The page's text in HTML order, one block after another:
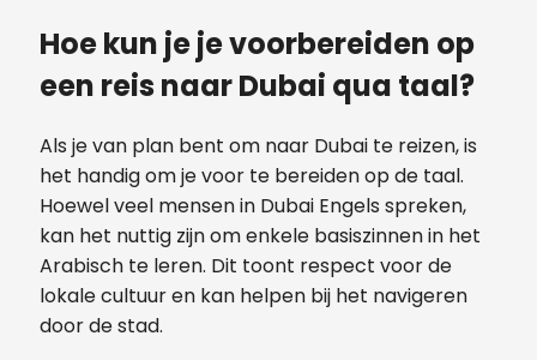
Hoe kun je je voorbereiden op
een reis naar Dubai qua taal?
Als je van plan bent om naar Dubai te reizen, is
het handig om je voor te bereiden op de taal.
Hoewel veel mensen in Dubai Engels spreken,
kan het nuttig zijn om enkele basiszinnen in het
Arabisch te leren. Dit toont respect voor de
lokale cultuur en kan helpen bij het navigeren
door de stad.